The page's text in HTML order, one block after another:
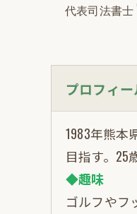
代表司法書士
プロフィ
1983年熊本
目指す。25
◆趣味
ゴルフやフ